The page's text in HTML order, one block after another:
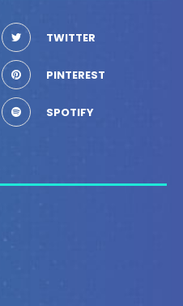
TWITTER
PINTEREST
SPOTIFY